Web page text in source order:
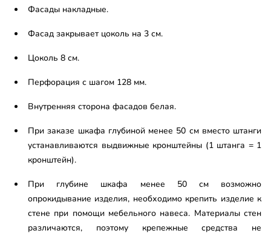
Фасады накладные.
Фасад закрывает цоколь на 3 см.
Цоколь 8 см.
Перфорация с шагом 128 мм.
Внутренняя сторона фасадов белая.
При заказе шкафа глубиной менее 50 см вместо штанги
устанавливаются выдвижные кронштейны (1 штанга = 1
кронштейн).
При глубине шкафа менее 50 см возможно
опрокидывание изделия, необходимо крепить изделие к
стене при помощи мебельного навеса. Материалы стен
различаются, поэтому крепежные средства не